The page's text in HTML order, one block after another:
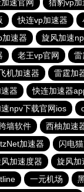
速官网
猎豹vp加
快连vp加速器
加速器 旋风加速
老王vp官网
雷
机加速器 雷霆加
器 快连加速器
npv下载官网ios
墙软件
西柚加速
加速器
闪电
加速度器
旋风加
一元机场